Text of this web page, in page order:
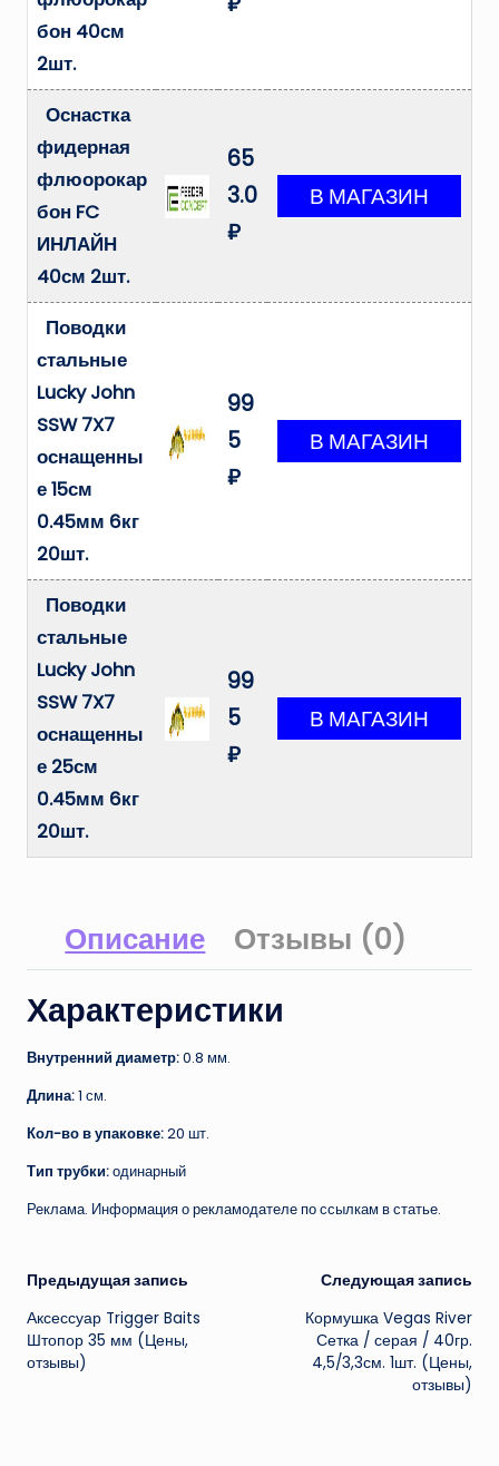
бон 40см
2шт.
Оснастка
фидерная
флюорокар
бон FC
ИНЛАЙН
40см 2шт.
65
3.0
₽
Поводки
стальные
Lucky John
SSW 7X7
оснащенны
е 15см
0.45мм 6кг
20шт.
99
5
₽
Поводки
стальные
Lucky John
SSW 7X7
оснащенны
е 25см
0.45мм 6кг
20шт.
99
5
₽
Описание Отзывы (0)
Характеристики
Внутренний диаметр:0.8 мм.
Длина:1 см.
Кол-во в упаковке:20 шт.
Тип трубки:одинарный
Реклама. Информация о рекламодателе по ссылкам в статье.
Навигация
записи
Предыдущая запись
Аксессуар Trigger Baits
Штопор 35 мм (Цены,
отзывы)
Следующая запись
Кормушка Vegas River
Сетка / серая / 40гр.
4,5/3,3см. 1шт. (Цены,
отзывы)